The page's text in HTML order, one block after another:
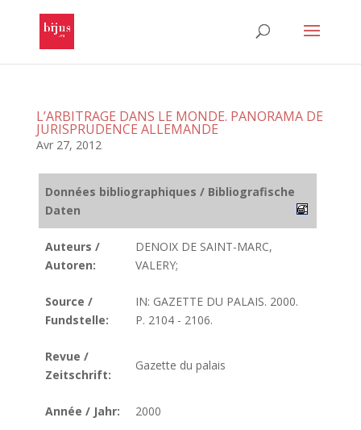
L’ARBITRAGE DANS LE MONDE. PANORAMA DE
JURISPRUDENCE ALLEMANDE
Avr 27, 2012
Données bibliographiques / Bibliografische
Daten
Auteurs /
Autoren:
DENOIX DE SAINT-MARC,
VALERY;
Source /
Fundstelle:
IN: GAZETTE DU PALAIS. 2000.
P. 2104 - 2106.
Revue /
Zeitschrift:
Gazette du palais
Année / Jahr: 2000